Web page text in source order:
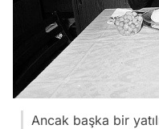
Ancak başka bir